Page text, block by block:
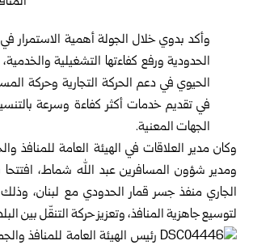
وأكد بدوي خلال الجولة أهمية الاستمرار في
الحدودية ورفع كفاءتها التشغيلية والخدمية،
الحيوي في دعم الحركة التجارية وحركة
في تقديم خدمات أكثر كفاءة وسرعة
الجهات المعنية.
وكان مدير العلاقات في الهيئة العامة للمنافذ
ومدير شؤون المسافرين عبد الله شماط، افتتحا
الجاري منفذ جسر قمار الحدودي مع لبنان،
لتوسيع جاهزية المنافذ، وتعزيز حركة التنقّل بين